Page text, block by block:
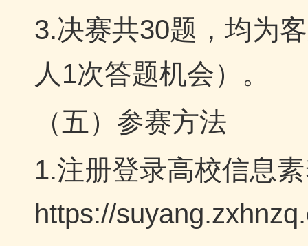
3.决赛共30题，均为
人1次答题机会）。
（五）参赛方法
1.注册登录高校信息
https://